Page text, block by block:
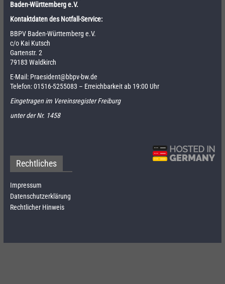
Baden-Württemberg e.V.
Kontaktdaten des Notfall-Service:
BBPV Baden-Württemberg e.V.
c/o Kai Kutsch
Gartenstr. 2
79183 Waldkirch
E-Mail: Praesident@bbpv-bw.de
Telefon:01516-5255083 – Erreichbarkeit ab 19:00 Uhr
Eingetragen im Vereinsregister Freiburg
unter der Nr. 1458
Rechtliches
Impressum
Datenschutzerklärung
Rechtlicher Hinweis